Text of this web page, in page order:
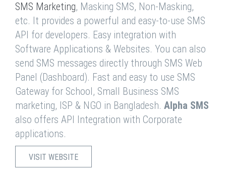
SMS Marketing, Masking SMS, Non-Masking,
etc. It provides a powerful and easy-to-use SMS
API for developers. Easy integration with
Software Applications & Websites. You can also
send SMS messages directly through SMS Web
Panel (Dashboard). Fast and easy to use SMS
Gateway for School, Small Business SMS
marketing, ISP & NGO in Bangladesh. Alpha SMS
also offers API Integration with Corporate
applications.
VISIT WEBSITE